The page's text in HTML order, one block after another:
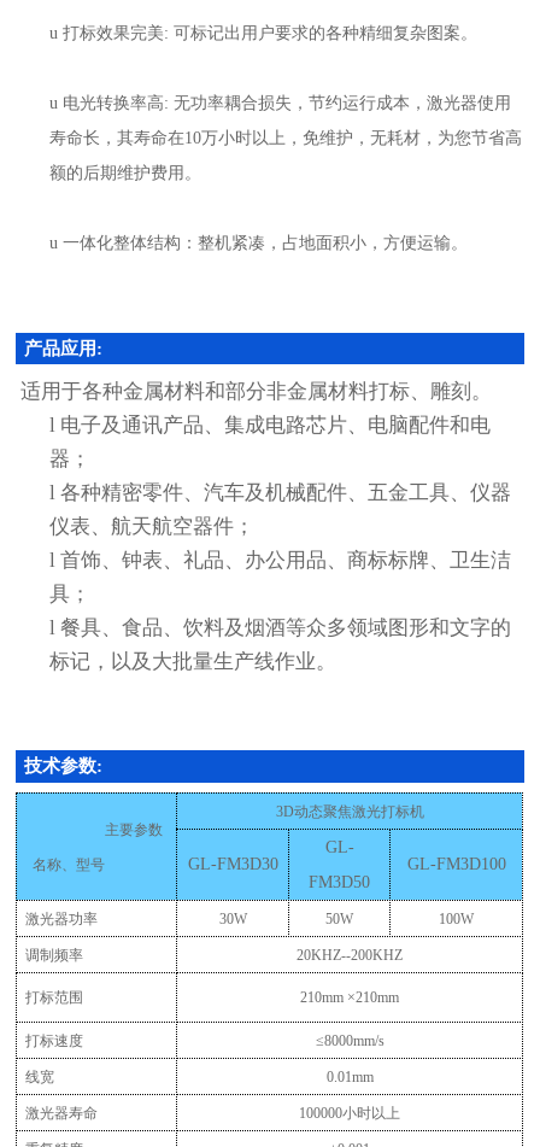
u打标效果完美:可标记出用户要求的各种精细复杂图案。
u 电光转换率高:无功率耦合损失，节约运行成本，激光器使用
寿命长，其寿命在10万小时以上，免维护，无耗材，为您节省高
额的后期维护费用。
u一体化整体结构：整机紧凑，占地面积小，方便运输。
产品应用:
适用于各种金属材料和部分非金属材料打标、雕刻。
l 电子及通讯产品、集成电路芯片、电脑配件和电
器；
l各种精密零件、汽车及机械配件、五金工具、仪器
仪表、航天航空器件；
l首饰、钟表、礼品、办公用品、商标标牌、卫生洁
具；
l餐具、食品、饮料及烟酒等众多领域图形和文字的
标记，以及大批量生产线作业。
技术参数:
主要参数
名称、型号
3D动态聚焦激光打标机
GL-FM3D30
GL-
FM3D50
GL-FM3D100
激光器功率 30W 50W 100W
调制频率 20KHZ--200KHZ
打标范围 210mm ×210mm
打标速度 ≤8000mm/s
线宽 0.01mm
激光器寿命 100000小时以上